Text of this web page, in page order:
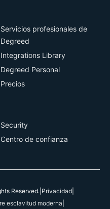
Servicios profesionales de
Degreed
Integrations Library
Degreed Personal
Precios
Security
Centro de confianza
Reserved. Privacidad
esclavitud moderna